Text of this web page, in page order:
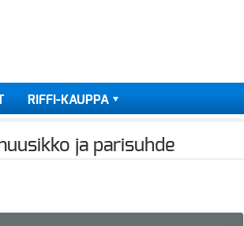
RIFFI-KAUPPA
ja parisuhde